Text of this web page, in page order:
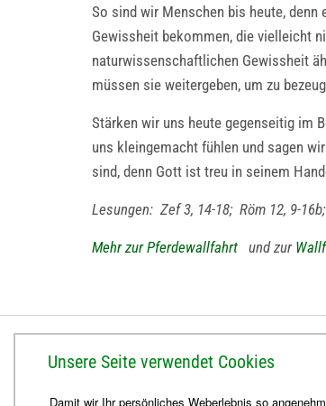
So sind wir Menschen bis heute,
Gewissheit bekommen, die vielleicht
naturwissenschaftlichen Gewissheit
müssen sie weitergeben, um zu
Stärken wir uns heute gegenseitig im
uns kleingemacht fühlen und sagen
sind, denn Gott ist treu in seinem
Lesungen: Zef 3, 14-18; Röm 12, 9-
Mehr zur Pferdewallfahrt und zur
BISTUM ERFURT
Bischöfliches Ordinariat
Unsere Seite verwendet Cookies
Damit wir Ihr persönliches Weberlebnis so